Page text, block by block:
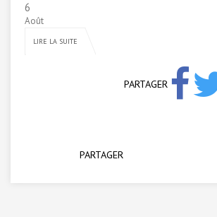
6
Août
LIRE LA SUITE
PARTAGER
PARTAGER